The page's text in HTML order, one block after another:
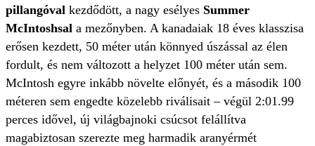
pillangóval kezdődött, a nagy esélyes Summer
McIntoshsal a mezőnyben. A kanadaiak 18 éves klasszisa
erősen kezdett, 50 méter után könnyed úszással az élen
fordult, és nem változott a helyzet 100 méter után sem.
McIntosh egyre inkább növelte előnyét, és a második 100
méteren sem engedte közelebb riválisait – végül 2:01.99
perces idővel, új világbajnoki csúcsot felállítva
magabiztosan szerezte meg harmadik aranyérmét